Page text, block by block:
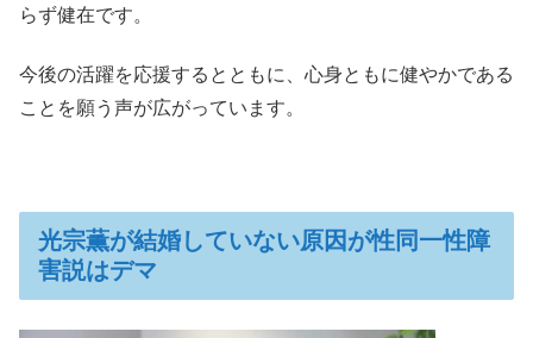
らず健在です。
今後の活躍を応援するとともに、心身ともに健やかである
ことを願う声が広がっています。
光宗薫が結婚していない原因が性同一性障
害説はデマ